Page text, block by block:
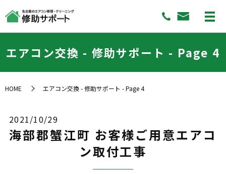
エアコン交換 - 修助サポート - Page 4
HOME エアコン交換 - 修助サポート - Page 4
2021/10/29
海部郡蟹江町 お客様ご用意エアコ
ン取付工事